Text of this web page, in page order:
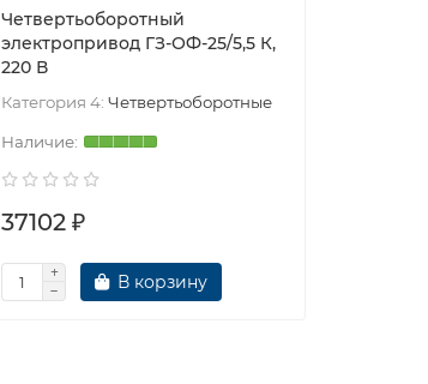
Четвертьоборотный
электропривод ГЗ-ОФ-25/5,5 К,
220 В
Категория 4: Четвертьоборотные
37102 ₽
В корзину